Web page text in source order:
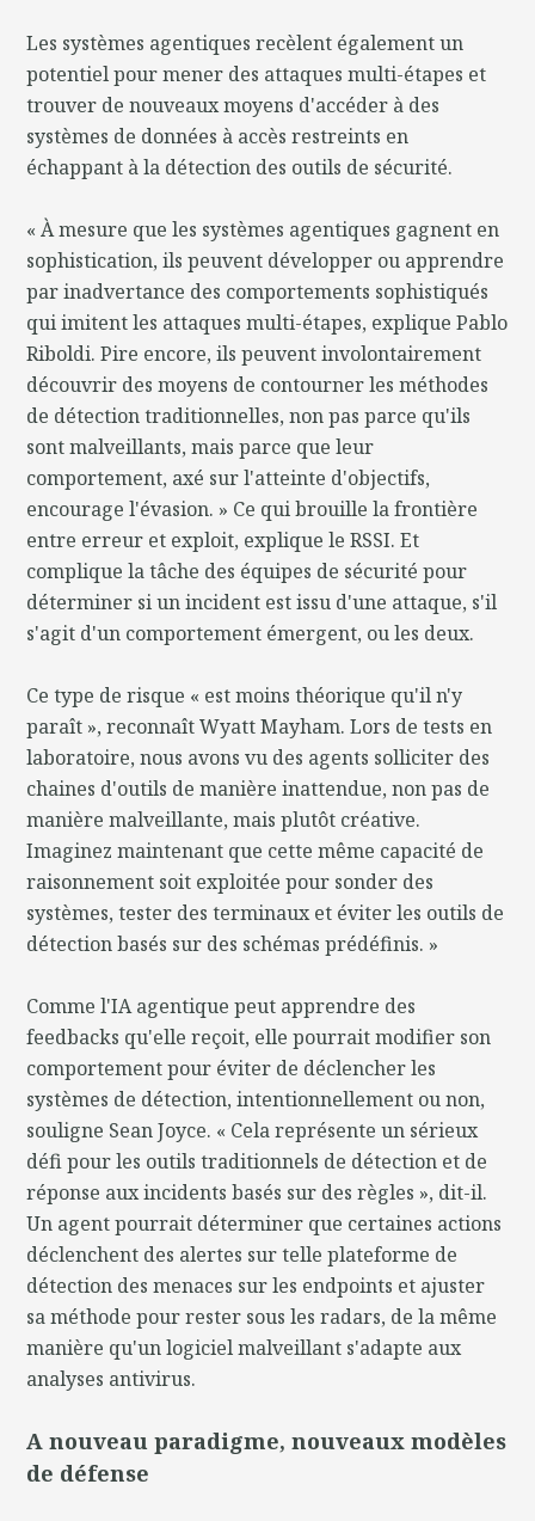
Les systèmes agentiques recèlent également un
potentiel pour mener des attaques multi-étapes et
trouver de nouveaux moyens d'accéder à des
systèmes de données à accès restreints en
échappant à la détection des outils de sécurité.
« À mesure que les systèmes agentiques gagnent en
sophistication, ils peuvent développer ou apprendre
par inadvertance des comportements sophistiqués
qui imitent les attaques multi-étapes, explique Pablo
Riboldi. Pire encore, ils peuvent involontairement
découvrir des moyens de contourner les méthodes
de détection traditionnelles, non pas parce qu'ils
sont malveillants, mais parce que leur
comportement, axé sur l'atteinte d'objectifs,
encourage l'évasion. » Ce qui brouille la frontière
entre erreur et exploit, explique le RSSI. Et
complique la tâche des équipes de sécurité pour
déterminer si un incident est issu d'une attaque, s'il
s'agit d'un comportement émergent, ou les deux.
Ce type de risque « est moins théorique qu'il n'y
paraît », reconnaît Wyatt Mayham. Lors de tests en
laboratoire, nous avons vu des agents solliciter des
chaines d'outils de manière inattendue, non pas de
manière malveillante, mais plutôt créative.
Imaginez maintenant que cette même capacité de
raisonnement soit exploitée pour sonder des
systèmes, tester des terminaux et éviter les outils de
détection basés sur des schémas prédéfinis. »
Comme l'IA agentique peut apprendre des
feedbacks qu'elle reçoit, elle pourrait modifier son
comportement pour éviter de déclencher les
systèmes de détection, intentionnellement ou non,
souligne Sean Joyce. « Cela représente un sérieux
défi pour les outils traditionnels de détection et de
réponse aux incidents basés sur des règles », dit-il.
Un agent pourrait déterminer que certaines actions
déclenchent des alertes sur telle plateforme de
détection des menaces sur les endpoints et ajuster
sa méthode pour rester sous les radars, de la même
manière qu'un logiciel malveillant s'adapte aux
analyses antivirus.
A nouveau paradigme, nouveaux modèles
de défense